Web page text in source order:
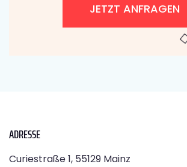
JETZT ANFRAGEN
ADRESSE
Curiestraße 1, 55129 Mainz